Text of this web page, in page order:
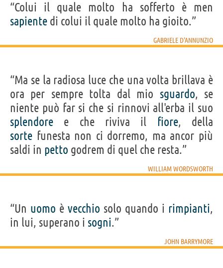
“Colui il quale molto ha sofferto è men
sapiente di colui il quale molto ha gioito.”
GABRIELE D'ANNUNZIO
“Ma se la radiosa luce che una volta brillava è
ora per sempre tolta dal mio sguardo, se
niente può far si che si rinnovi all'erba il suo
splendore e che riviva il fiore, della
sorte funesta non ci dorremo, ma ancor più
saldi in petto godrem di quel che resta.”
WILLIAM WORDSWORTH
“Un uomo è vecchio solo quando i rimpianti,
in lui, superano i sogni.”
JOHN BARRYMORE